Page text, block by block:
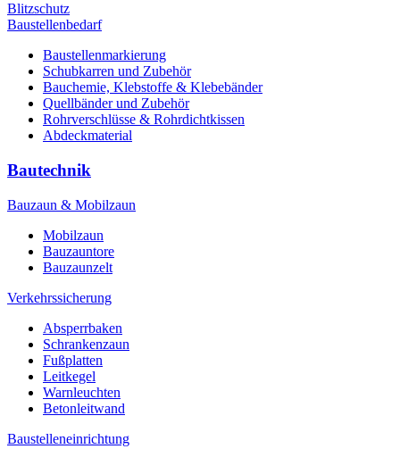
Blitzschutz
Baustellenbedarf
Baustellenmarkierung
Schubkarren und Zubehör
Bauchemie, Klebstoffe & Klebebänder
Quellbänder und Zubehör
Rohrverschlüsse & Rohrdichtkissen
Abdeckmaterial
Bautechnik
Bauzaun & Mobilzaun
Mobilzaun
Bauzauntore
Bauzaunzelt
Verkehrssicherung
Absperrbaken
Schrankenzaun
Fußplatten
Leitkegel
Warnleuchten
Betonleitwand
Baustelleneinrichtung